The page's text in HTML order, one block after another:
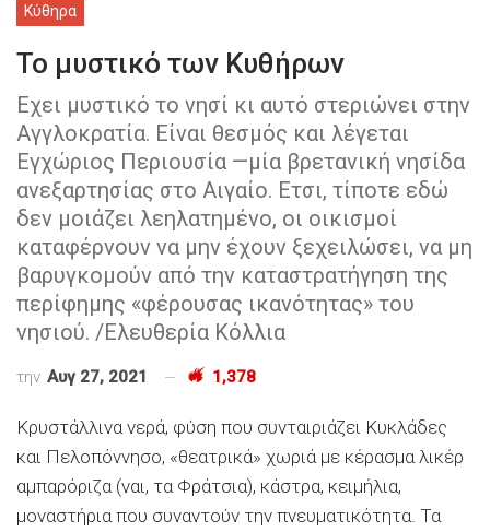
Κύθηρα
Το μυστικό των Κυθήρων
Εχει μυστικό το νησί κι αυτό στεριώνει στην
Αγγλοκρατία. Είναι θεσμός και λέγεται
Εγχώριος Περιουσία —μία βρετανική νησίδα
ανεξαρτησίας στο Αιγαίο. Ετσι, τίποτε εδώ
δεν μοιάζει λεηλατημένο, οι οικισμοί
καταφέρνουν να μην έχουν ξεχειλώσει, να μη
βαρυγκομούν από την καταστρατήγηση της
περίφημης «φέρουσας ικανότητας» του
νησιού. /Ελευθερία Κόλλια
την Αυγ 27, 2021 1,378
Κρυστάλλινα νερά, φύση που συνταιριάζει Κυκλάδες
και Πελοπόννησο, «θεατρικά» χωριά με κέρασμα λικέρ
αμπαρόριζα (ναι, τα Φράτσια), κάστρα, κειμήλια,
μοναστήρια που συναντούν την πνευματικότητα. Τα